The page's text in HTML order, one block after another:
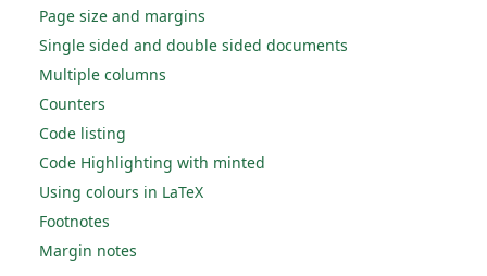
Page size and margins
Single sided and double sided documents
Multiple columns
Counters
Code listing
Code Highlighting with minted
Using colours in LaTeX
Footnotes
Margin notes